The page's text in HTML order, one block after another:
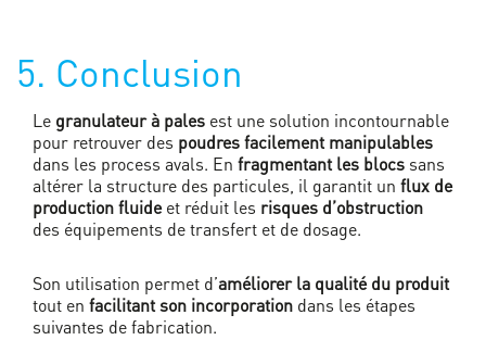
5. Conclusion
Le granulateur à pales est une solution incontournable
pour retrouver des poudres facilement manipulables
dans les process avals. En fragmentant les blocs sans
altérer la structure des particules, il garantit un flux de
production fluideet réduit les risques d’obstruction
des équipements de transfert et de dosage.
Son utilisation permet d’améliorer la qualité du produit
tout en facilitant son incorporation dans les étapes
suivantes de fabrication.